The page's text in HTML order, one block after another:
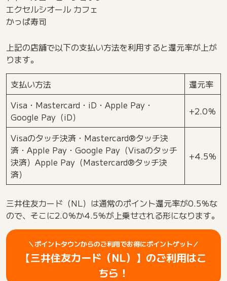
エクセルシオール カフェ
かっぱ寿司
上記の店舗で以下の支払い方法を利用すると還元率が上が
ります。
支払い方法
還元率
Visa・Mastercard・iD・Apple Pay・
Google Pay（iD）
+2.0％
Visaのタッチ決済・Mastercard®タッチ決
済・Apple Pay・Google Pay（Visaのタッチ
決済）Apple Pay（Mastercard®タッチ決
済）
+4.5％
三井住友カード（NL）は通常のポイント還元率が0.5％な
ので、そこに2.0％か4.5％が上乗せされる形になります。
＼ポイントタウンからのご利用でお得にポイントゲット／
【三井住友カード（NL）】のご利用はこ
ちら！